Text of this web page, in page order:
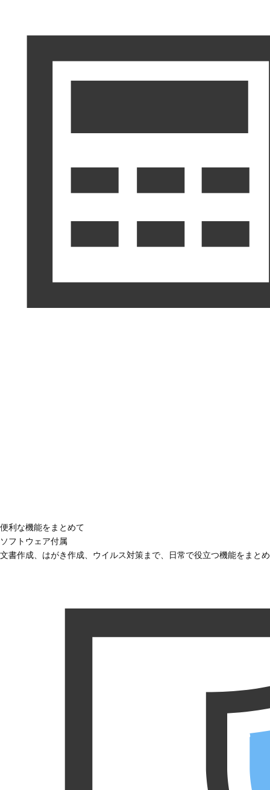
便利な機能をまとめて
ソフトウェア付属
文書作成、はがき作成、ウイルス対策まで、日常で役立つ機能をまと